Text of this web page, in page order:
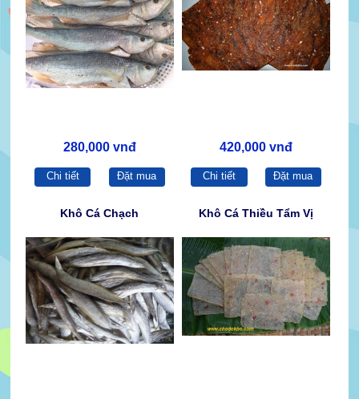
280,000 vnđ
Chi tiết Đặt mua
420,000 vnđ
Chi tiết Đặt mua
Khô Cá Chạch Khô Cá Thiều Tẩm Vị